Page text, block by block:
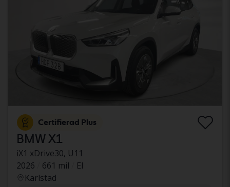
Certifierad Plus
BMW X1
iX1 xDrive30, U11
2026
661 mil
El
Karlstad